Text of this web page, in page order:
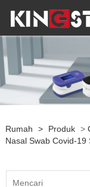
Rumah > Produk >
Nasal Swab Covid-19